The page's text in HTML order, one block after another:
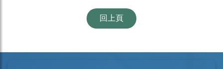
回上頁